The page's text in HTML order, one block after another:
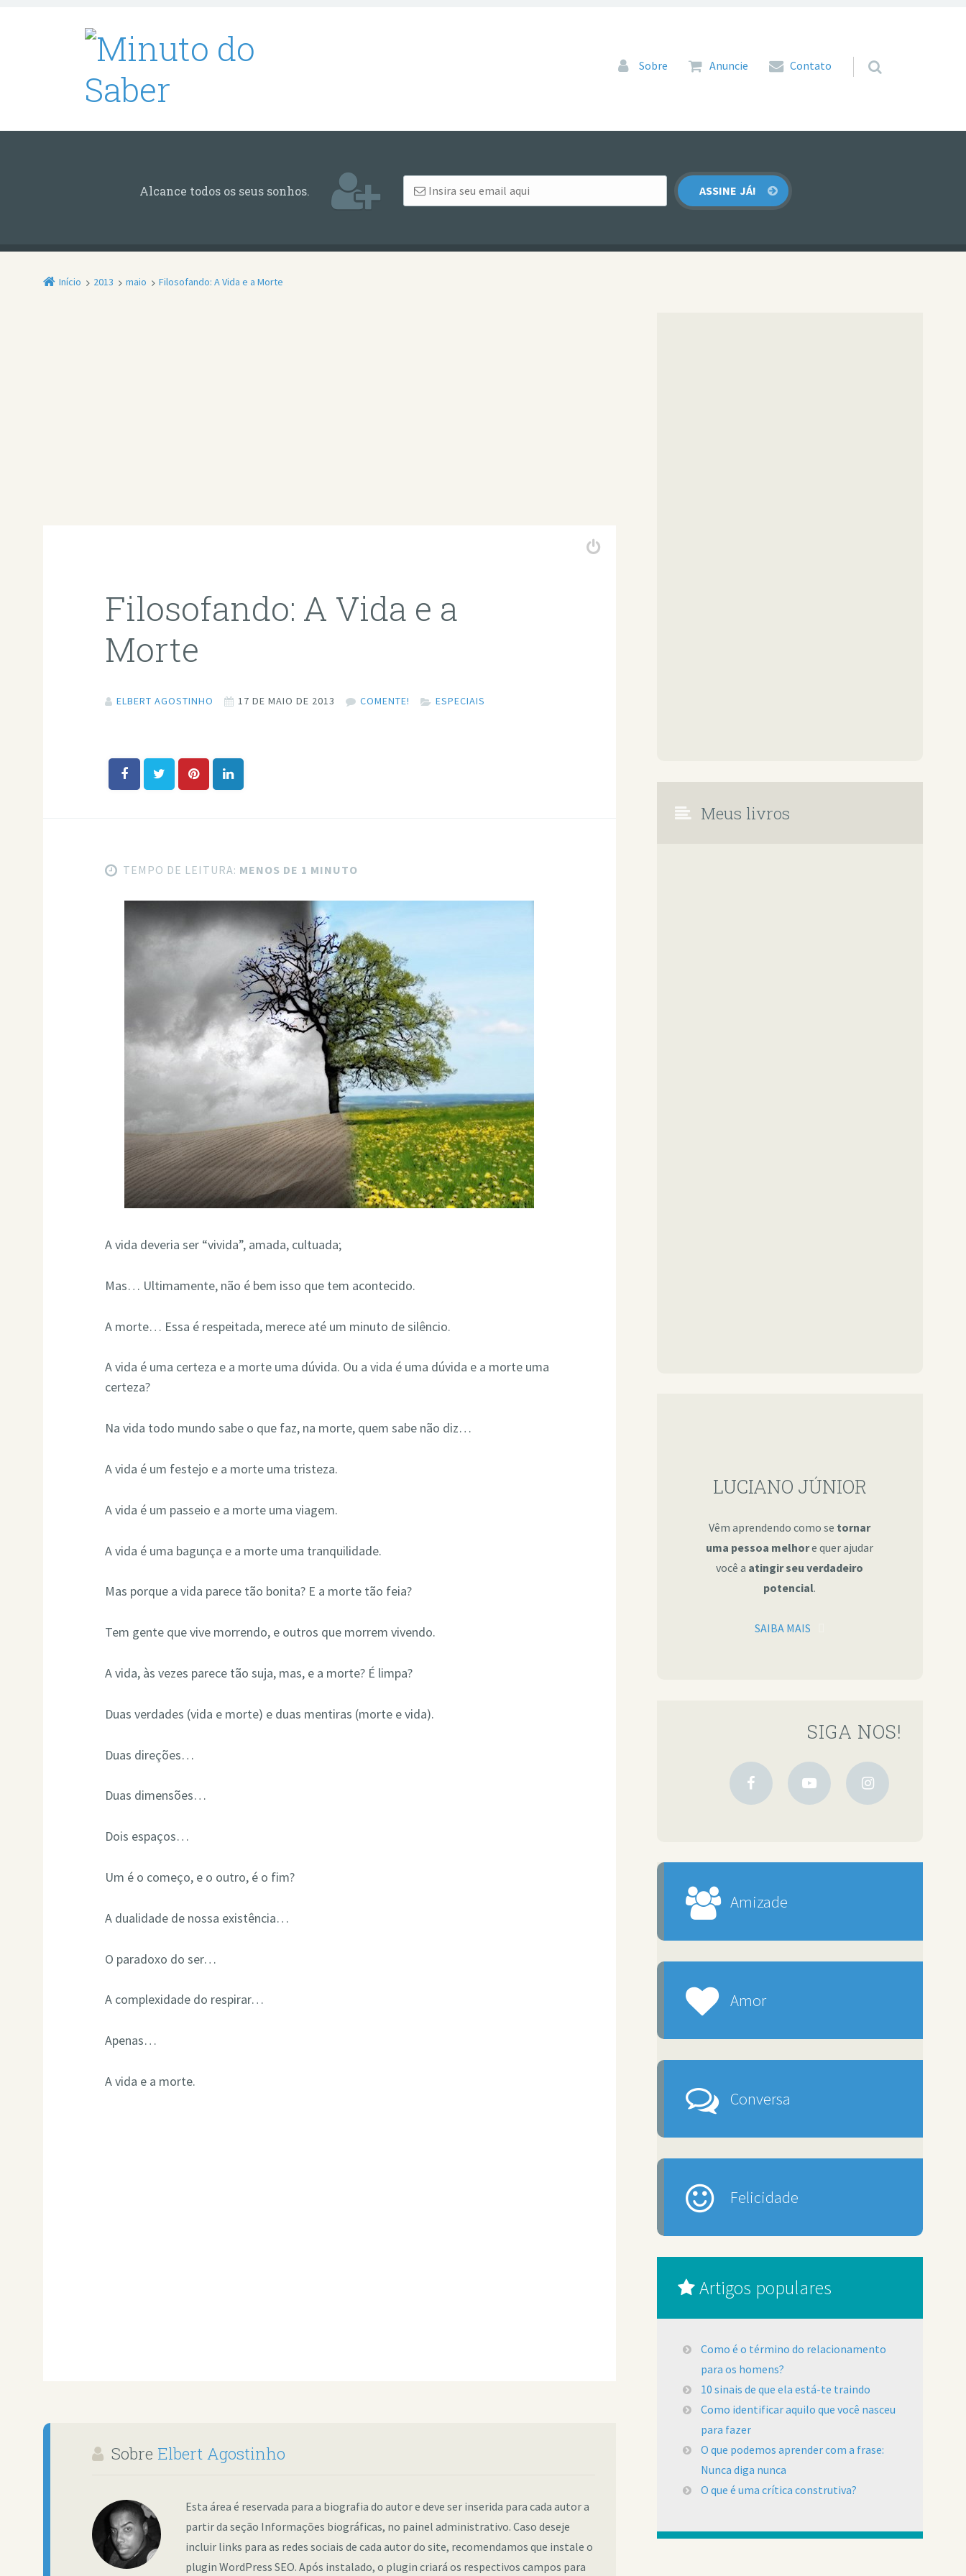
Pular para o conteúdo
Sobre Anuncie Contato
Alcance todos os seus sonhos.
Início 2013 maio Filosofando: A Vida e a Morte
Filosofando: A Vida e a
Morte
ELBERT AGOSTINHO 17 DE MAIO DE 2013 COMENTE! ESPECIAIS
TEMPO DE LEITURA: MENOS DE 1 MINUTO
A vida deveria ser “vivida”, amada, cultuada;
Mas… Ultimamente, não é bem isso que tem acontecido.
A morte… Essa é respeitada, merece até um minuto de silêncio.
A vida é uma certeza e a morte uma dúvida. Ou a vida é uma dúvida e a morte uma
certeza?
Na vida todo mundo sabe o que faz, na morte, quem sabe não diz…
A vida é um festejo e a morte uma tristeza.
A vida é um passeio e a morte uma viagem.
A vida é uma bagunça e a morte uma tranquilidade.
Mas porque a vida parece tão bonita? E a morte tão feia?
Tem gente que vive morrendo, e outros que morrem vivendo.
A vida, às vezes parece tão suja, mas, e a morte? É limpa?
Duas verdades (vida e morte) e duas mentiras (morte e vida).
Duas direções…
Duas dimensões…
Dois espaços…
Um é o começo, e o outro, é o fim?
A dualidade de nossa existência…
O paradoxo do ser…
A complexidade do respirar…
Apenas…
A vida e a morte.
Sobre Elbert Agostinho
Esta área é reservada para a biografia do autor e deve ser inserida para cada autor a
partir da seção Informações biográficas, no painel administrativo. Caso deseje
incluir links para as redes sociais de cada autor do site, recomendamos que instale o
plugin WordPress SEO. Após instalado, o plugin criará os respectivos campos para
Meus livros
LUCIANO JÚNIOR
Vêm aprendendo como se tornar
uma pessoa melhore quer ajudar
você a atingir seu verdadeiro
potencial.
SAIBA MAIS
SIGA NOS!
Amizade
Amor
Conversa
Felicidade
Artigos populares
Como é o término do relacionamento
para os homens?
10 sinais de que ela está-te traindo
Como identificar aquilo que você nasceu
para fazer
O que podemos aprender com a frase:
Nunca diga nunca
O que é uma crítica construtiva?